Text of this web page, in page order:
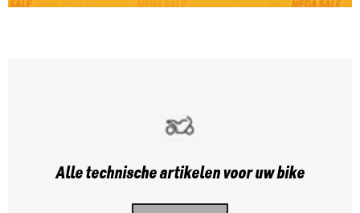
Alle technische artikelen voor uw bike